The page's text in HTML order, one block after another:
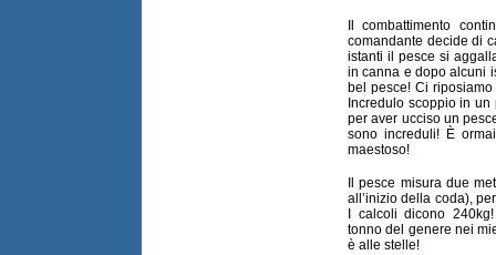
Il combattimento
comandante decide di
istanti il pesce si
in canna e dopo alcuni
bel pesce! Ci
Incredulo scoppio in un
per aver ucciso un
sono increduli! È
maestoso!
Il pesce misura due
all’inizio della coda),
I calcoli dicono
tonno del genere nei
è alle stelle!